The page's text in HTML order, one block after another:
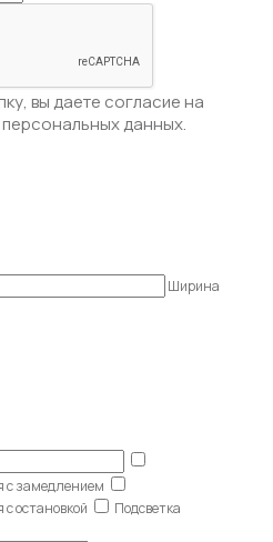
вы даете согласие на
данных.
Ширина
с замедлением
остановкой
Подсветка